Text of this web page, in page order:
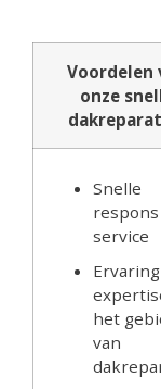
Voordelen
onze
Snelle
service
het
van